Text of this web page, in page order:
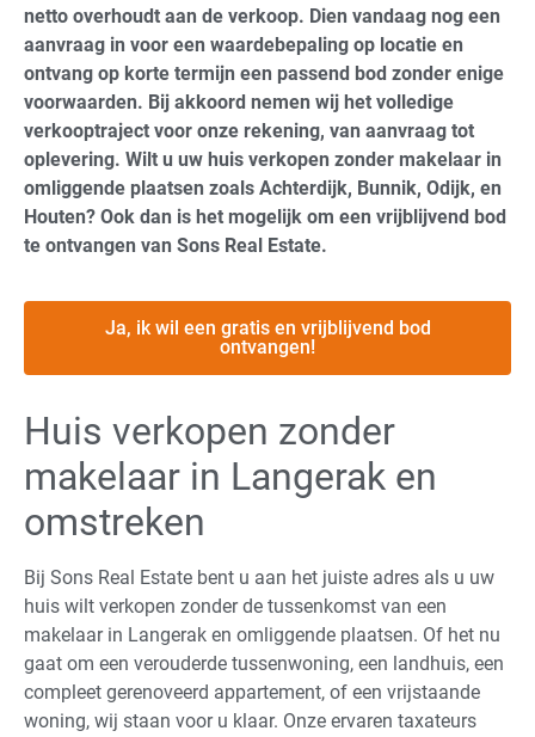
netto overhoudt aan de verkoop. Dien vandaag nog een
aanvraag in voor een waardebepaling op locatie en
ontvang op korte termijn een passend bod zonder enige
voorwaarden. Bij akkoord nemen wij het volledige
verkooptraject voor onze rekening, van aanvraag tot
oplevering. Wilt u uw huis verkopen zonder makelaar in
omliggende plaatsen zoals Achterdijk, Bunnik, Odijk, en
Houten? Ook dan is het mogelijk om een vrijblijvend bod
te ontvangen van Sons Real Estate.
Ja, ik wil een gratis en vrijblijvend bod
ontvangen!
Huis verkopen zonder
makelaar in Langerak en
omstreken
Bij Sons Real Estate bent u aan het juiste adres als u uw
huis wilt verkopen zonder de tussenkomst van een
makelaar in Langerak en omliggende plaatsen. Of het nu
gaat om een verouderde tussenwoning, een landhuis, een
compleet gerenoveerd appartement, of een vrijstaande
woning, wij staan voor u klaar. Onze ervaren taxateurs